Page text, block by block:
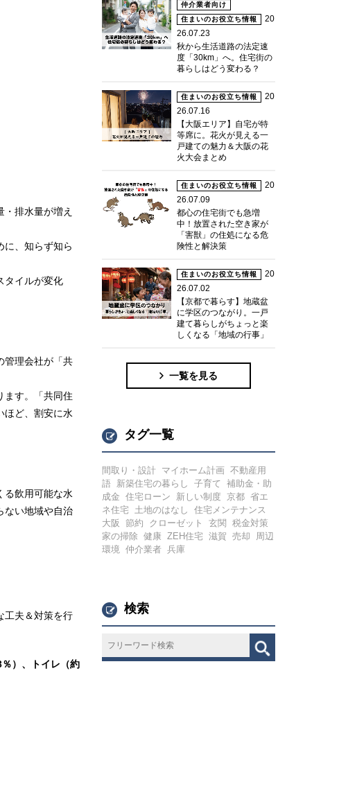
排水量が増え
に、知らず知ら
タイルが変化
管理会社が「共
ます。「共同住
ほど、割安に水
る飲用可能な水
ない地域や自治
工夫＆対策を行
）、トイレ（約
仲介業者向け
住まいのお役立ち情報
20
26.07.23
秋から生活道路の法定速
度「30km」へ。住宅街の
暮らしはどう変わる？
住まいのお役立ち情報
20
26.07.16
【大阪エリア】自宅が特
等席に。花火が見える一
戸建ての魅力＆大阪の花
火大会まとめ
住まいのお役立ち情報
20
26.07.09
都心の住宅街でも急増
中！放置された空き家が
「害獣」の住処になる危
険性と解決策
住まいのお役立ち情報
20
26.07.02
【京都で暮らす】地蔵盆
に学区のつながり。一戸
建て暮らしがちょっと楽
しくなる「地域の行事」
一覧を見る
タグ一覧
間取り・設計 マイホーム計画 不動産用
語 新築住宅の暮らし 子育て
補助金・助
成金
住宅ローン 新しい制度 京都 省エ
ネ住宅
土地のはなし
住宅メンテナンス
大阪
節約 クローゼット 玄関
税金対策
家の掃除
健康 ZEH住宅 滋賀 売却
周辺
環境 仲介業者 兵庫
検索